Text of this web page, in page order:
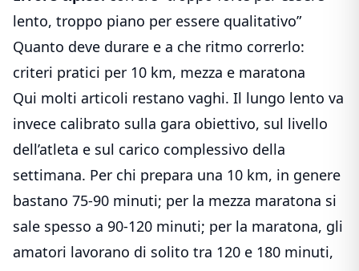
lento, troppo piano per essere qualitativo”
Quanto deve durare e a che ritmo correrlo:
criteri pratici per 10 km, mezza e maratona
Qui molti articoli restano vaghi. Il lungo lento va
invece calibrato sulla gara obiettivo, sul livello
dell’atleta e sul carico complessivo della
settimana. Per chi prepara una 10 km, in genere
bastano 75-90 minuti; per la mezza maratona si
sale spesso a 90-120 minuti; per la maratona, gli
amatori lavorano di solito tra 120 e 180 minuti,